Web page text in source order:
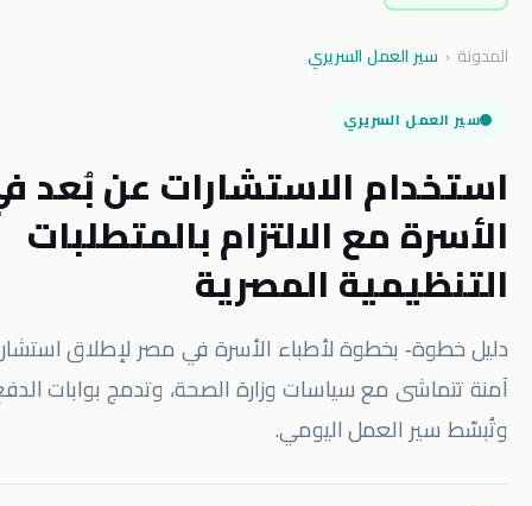
العمل السريري
السريري
الاستشارات عن بُعد في طب
مع الالتزام بالمتطلبات
المصرية
بخطوة لأطباء الأسرة في مصر لإطلاق استشارات عن بُعد
مع سياسات وزارة الصحة، وتدمج بوابات الدفع المحلية
العمل اليومي.